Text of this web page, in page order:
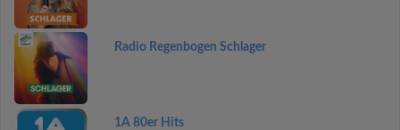
Radio Regenbogen Schlager
1A 80er Hits